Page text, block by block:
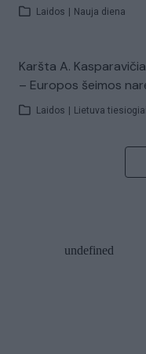
Laidos Nauja diena
Karšta A.
– Europos šeimos
Laidos Lietuva tiesiogiai